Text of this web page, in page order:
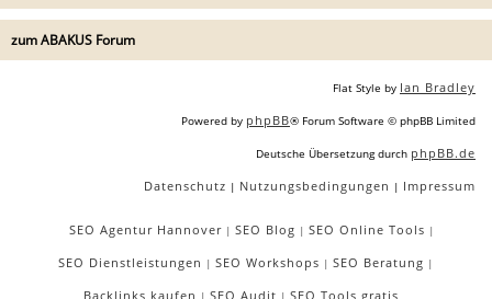
zum ABAKUS Forum
Flat Style by Ian Bradley
Powered by phpBB® Forum Software © phpBB Limited
Deutsche Übersetzung durch phpBB.de
Datenschutz | Nutzungsbedingungen | Impressum
SEO Agentur Hannover| SEO Blog | SEO Online Tools |
SEO Dienstleistungen | SEO Workshops | SEO Beratung |
Backlinks kaufen | SEO Audit | SEO Tools gratis